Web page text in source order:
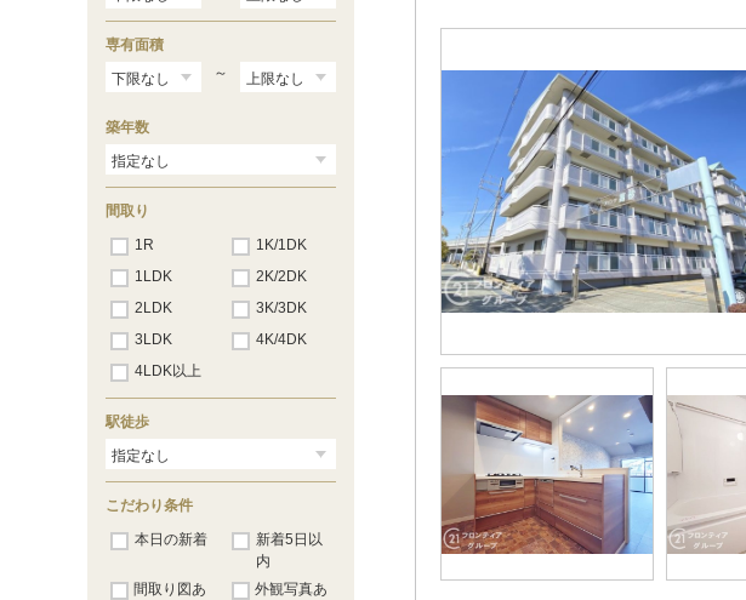
専有面積
～
築年数
間取り
1R
1K/1DK
1LDK
2K/2DK
2LDK
3K/3DK
3LDK
4K/4DK
4LDK以上
駅徒歩
こだわり条件
本日の新着
新着5日以
内
間取り図あ
外観写真あ